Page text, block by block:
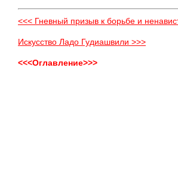
<<< Гневный призыв к борьбе и
Искусство Ладо Гудиашвили >>>
<<<Оглавление>>>